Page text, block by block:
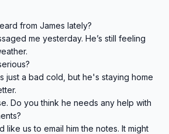
from James lately?
me yesterday. He’s still feeling
just a bad cold, but he's staying home
Do you think he needs any help with
like us to email him the notes. It might